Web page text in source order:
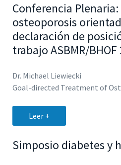
Conferencia
osteoporosis
declaración de
trabajo ASBMR/BHOF
Dr. Michael Liewiecki
Goal-directed Treatment of
Leer +
Simposio diabetes y